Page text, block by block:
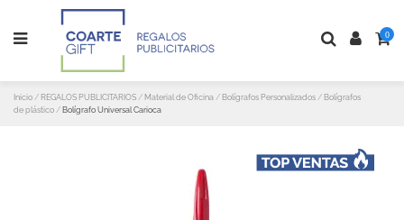
0
Inicio REGALOS PUBLICITARIOS Material de Oficina Bolígrafos Personalizados
Bolígrafos
de plástico
Bolígrafo Universal Carioca